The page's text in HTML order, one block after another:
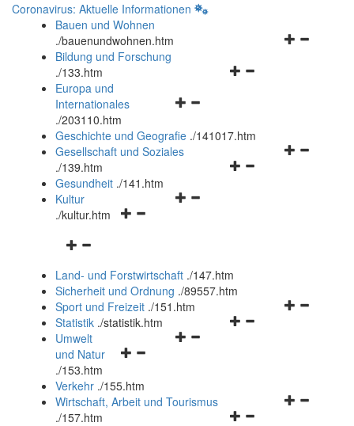
Coronavirus: Aktuelle Informationen
Bauen und Wohnen
./bauenundwohnen.htm
Navigationsmenü
Bildung und Forschung
./133.htm
Navigationsmenü
und
schließen
Europa und
Internationales
./203110.htm
Geschichte und Geografie ./141017.htm
Navigationsmenü
Gesellschaft und Soziales
./139.htm
Navigationsmenü
Gesundheit ./141.htm
Navigationsmenü
Kultur
./kultur.htm
Navigationsmenü
und
schließen
Land- und Forstwirtschaft ./147.htm
Sicherheit und Ordnung ./89557.htm
Navigationsmenü
Sport und Freizeit ./151.htm
Navigationsmenü
Statistik ./statistik.htm
Navigationsmenü
und
schließen
Umwelt
und Natur
./153.htm
Verkehr ./155.htm
Navigationsmenü
Wirtschaft, Arbeit und Tourismus
./157.htm